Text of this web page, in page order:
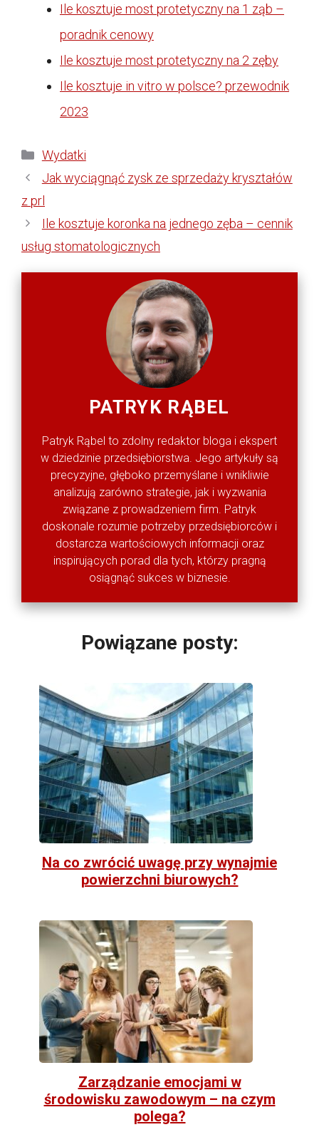
Ile kosztuje most protetyczny na 1 ząb –
poradnik cenowy
Ile kosztuje most protetyczny na 2 zęby
Ile kosztuje in vitro w polsce? przewodnik
2023
Kategorie
Wydatki
Jak wyciągnąć zysk ze sprzedaży kryształów
z prl
Ile kosztuje koronka na jednego zęba – cennik
usług stomatologicznych
PATRYK RĄBEL
Patryk Rąbel to zdolny redaktor bloga i ekspert
w dziedzinie przedsiębiorstwa. Jego artykuły są
precyzyjne, głęboko przemyślane i wnikliwie
analizują zarówno strategie, jak i wyzwania
związane z prowadzeniem firm. Patryk
doskonale rozumie potrzeby przedsiębiorców i
dostarcza wartościowych informacji oraz
inspirujących porad dla tych, którzy pragną
osiągnąć sukces w biznesie.
Powiązane posty:
Na co zwrócić uwagę przy wynajmie
powierzchni biurowych?
Zarządzanie emocjami w
środowisku zawodowym – na czym
polega?